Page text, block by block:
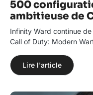
500
ambitieuse de
Infinity Ward continue
Call of Duty: Modern
Lire l'article